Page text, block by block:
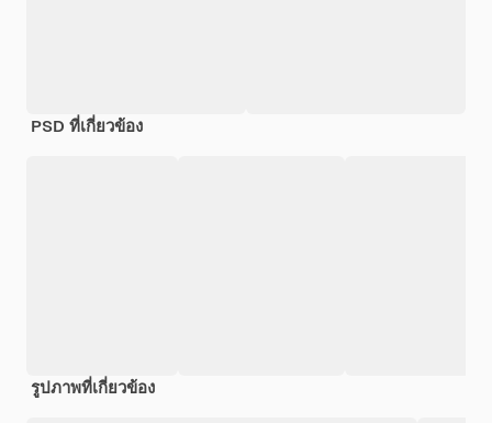
PSD ที่เกี่ยวข้อง
รูปภาพที่เกี่ยวข้อง